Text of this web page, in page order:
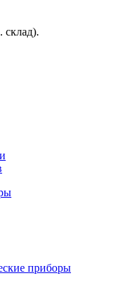
склад).
приборы